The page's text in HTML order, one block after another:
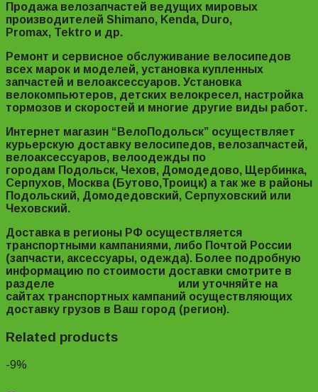
Продажа велозапчастей ведущих мировых
производителей Shimano, Kenda, Duro,
Promax, Tektro и др.
Ремонт и сервисное обслуживание велосипедов
всех марок и моделей, установка купленных
запчастей и велоаксессуаров. Установка
велокомпьютеров, детских велокресел, настройка
тормозов и скоростей и многие другие виды работ.
Интернет магазин “ВелоПодольск” осуществляет
курьерскую доставку велосипедов, велозапчастей,
велоаксессуаров, велоодежды по
городам Подольск, Чехов, Домодедово, Щербинка,
Серпухов, Москва (Бутово,Троицк) а так же в районы
Подольский, Домодедовский, Серпуховский или
Чеховский.
Доставка в регионы РФ осуществляется
транспортными кампаниями, либо Почтой России
(запчасти, аксессуары, одежда). Более подробную
информацию по стоимости доставки смотрите в
разделе
или уточняйте на
сайтах транспортных кампаний осуществляющих
доставку грузов в Ваш город (регион).
Related products
-9%